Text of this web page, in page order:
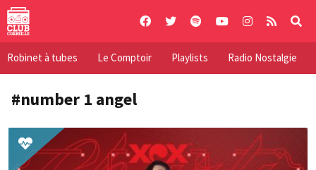
Skip
content
Robinet à tubes Le Comptoir Playlists Radio Nostalgie
#number 1 angel